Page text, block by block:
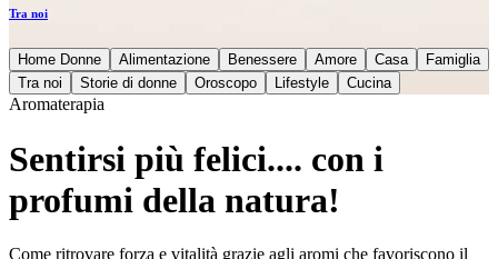
Tra noi
Home Donne Alimentazione Benessere Amore Casa
Famiglia
Tra noi
Storie di donne Oroscopo Lifestyle Cucina
Aromaterapia
Sentirsi più felici.... con i
profumi della natura!
Come ritrovare forza e vitalità grazie agli aromi che favoriscono il